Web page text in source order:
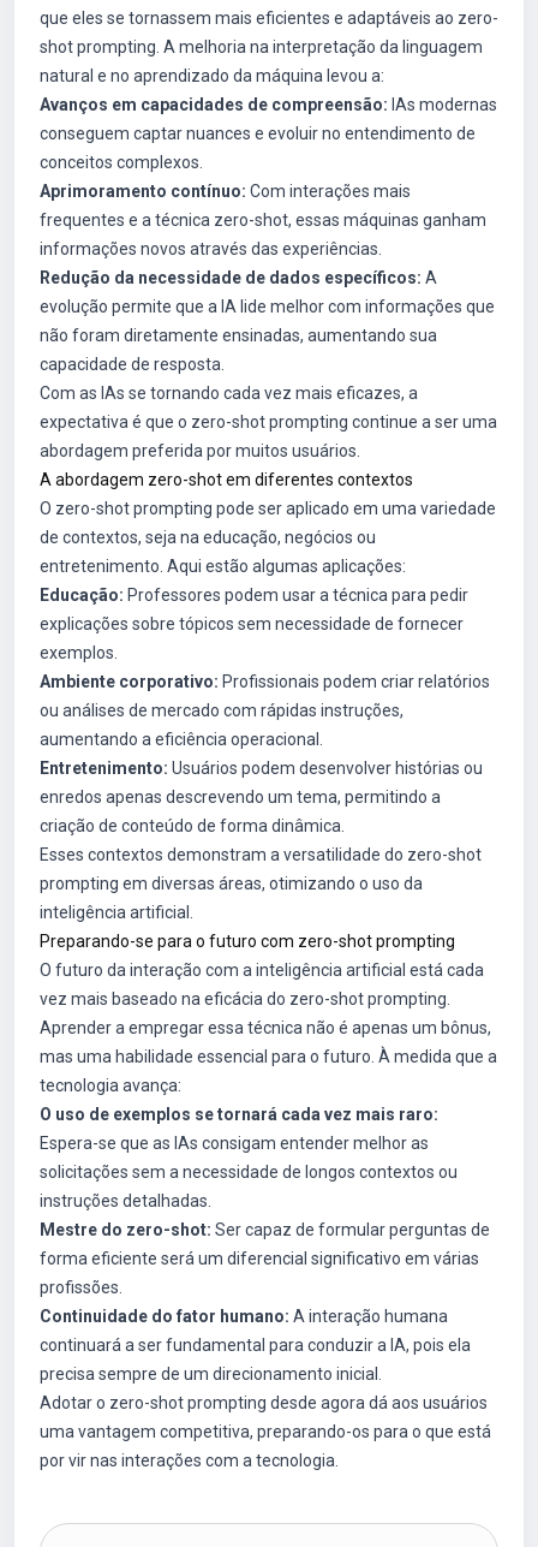
que eles se tornassem mais eficientes e adaptáveis ao zero-
shot prompting. A melhoria na interpretação da linguagem
natural e no aprendizado da máquina levou a:
Avanços em capacidades de compreensão: IAs modernas
conseguem captar nuances e evoluir no entendimento de
conceitos complexos.
Aprimoramento contínuo: Com interações mais
frequentes e a técnica zero-shot, essas máquinas ganham
informações novos através das experiências.
Redução da necessidade de dados específicos: A
evolução permite que a IA lide melhor com informações que
não foram diretamente ensinadas, aumentando sua
capacidade de resposta.
Com as IAs se tornando cada vez mais eficazes, a
expectativa é que o zero-shot prompting continue a ser uma
abordagem preferida por muitos usuários.
A abordagem zero-shot em diferentes contextos
O zero-shot prompting pode ser aplicado em uma variedade
de contextos, seja na educação, negócios ou
entretenimento. Aqui estão algumas aplicações:
Educação: Professores podem usar a técnica para pedir
explicações sobre tópicos sem necessidade de fornecer
exemplos.
Ambiente corporativo: Profissionais podem criar relatórios
ou análises de mercado com rápidas instruções,
aumentando a eficiência operacional.
Entretenimento: Usuários podem desenvolver histórias ou
enredos apenas descrevendo um tema, permitindo a
criação de conteúdo de forma dinâmica.
Esses contextos demonstram a versatilidade do zero-shot
prompting em diversas áreas, otimizando o uso da
inteligência artificial.
Preparando-se para o futuro com zero-shot prompting
O futuro da interação com a inteligência artificial está cada
vez mais baseado na eficácia do zero-shot prompting.
Aprender a empregar essa técnica não é apenas um bônus,
mas uma habilidade essencial para o futuro. À medida que a
tecnologia avança:
O uso de exemplos se tornará cada vez mais raro:
Espera-se que as IAs consigam entender melhor as
solicitações sem a necessidade de longos contextos ou
instruções detalhadas.
Mestre do zero-shot: Ser capaz de formular perguntas de
forma eficiente será um diferencial significativo em várias
profissões.
Continuidade do fator humano: A interação humana
continuará a ser fundamental para conduzir a IA, pois ela
precisa sempre de um direcionamento inicial.
Adotar o zero-shot prompting desde agora dá aos usuários
uma vantagem competitiva, preparando-os para o que está
por vir nas interações com a tecnologia.